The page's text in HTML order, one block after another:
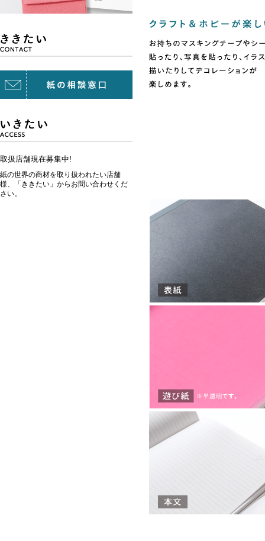
取扱店舗現在募集中!
紙の世界の商材を取り扱われたい店舗
様、「ききたい」からお問い合わせくだ
さい。